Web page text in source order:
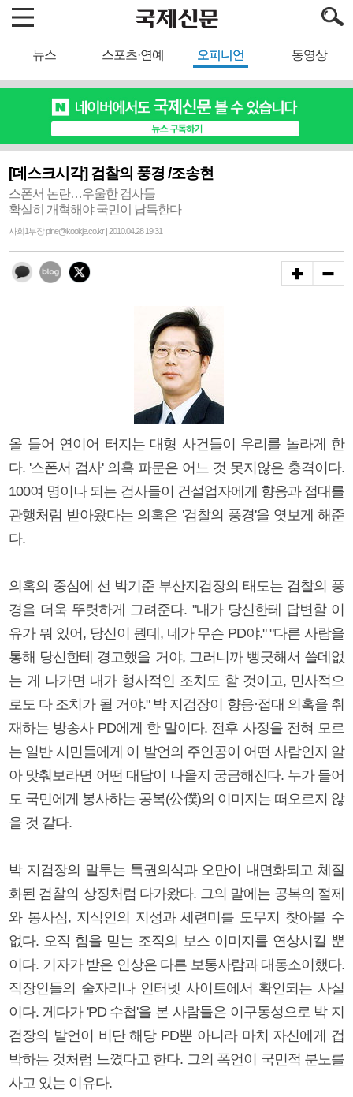
뉴스 스포츠·연예 오피니언 동영상
[데스크시각] 검찰의 풍경 /조송현
스폰서 논란…우울한 검사들
확실히 개혁해야 국민이 납득한다
사회1부장 pine@kookje.co.kr | 2010.04.28 19:31
올 들어 연이어 터지는 대형 사건들이 우리를 놀라게 한
다. '스폰서 검사' 의혹 파문은 어느 것 못지않은 충격이다.
100여 명이나 되는 검사들이 건설업자에게 향응과 접대를
관행처럼 받아왔다는 의혹은 '검찰의 풍경'을 엿보게 해준
다.
의혹의 중심에 선 박기준 부산지검장의 태도는 검찰의 풍
경을 더욱 뚜렷하게 그려준다. "내가 당신한테 답변할 이
유가 뭐 있어, 당신이 뭔데, 네가 무슨 PD야." "다른 사람을
통해 당신한테 경고했을 거야, 그러니까 뻥긋해서 쓸데없
는 게 나가면 내가 형사적인 조치도 할 것이고, 민사적으
로도 다 조치가 될 거야." 박 지검장이 향응·접대 의혹을 취
재하는 방송사 PD에게 한 말이다. 전후 사정을 전혀 모르
는 일반 시민들에게 이 발언의 주인공이 어떤 사람인지 알
아 맞춰보라면 어떤 대답이 나올지 궁금해진다. 누가 들어
도 국민에게 봉사하는 공복(公僕)의 이미지는 떠오르지 않
을 것 같다.
박 지검장의 말투는 특권의식과 오만이 내면화되고 체질
화된 검찰의 상징처럼 다가왔다. 그의 말에는 공복의 절제
와 봉사심, 지식인의 지성과 세련미를 도무지 찾아볼 수
없다. 오직 힘을 믿는 조직의 보스 이미지를 연상시킬 뿐
이다. 기자가 받은 인상은 다른 보통사람과 대동소이했다.
직장인들의 술자리나 인터넷 사이트에서 확인되는 사실
이다. 게다가 'PD 수첩'을 본 사람들은 이구동성으로 박 지
검장의 발언이 비단 해당 PD뿐 아니라 마치 자신에게 겁
박하는 것처럼 느꼈다고 한다. 그의 폭언이 국민적 분노를
사고 있는 이유다.